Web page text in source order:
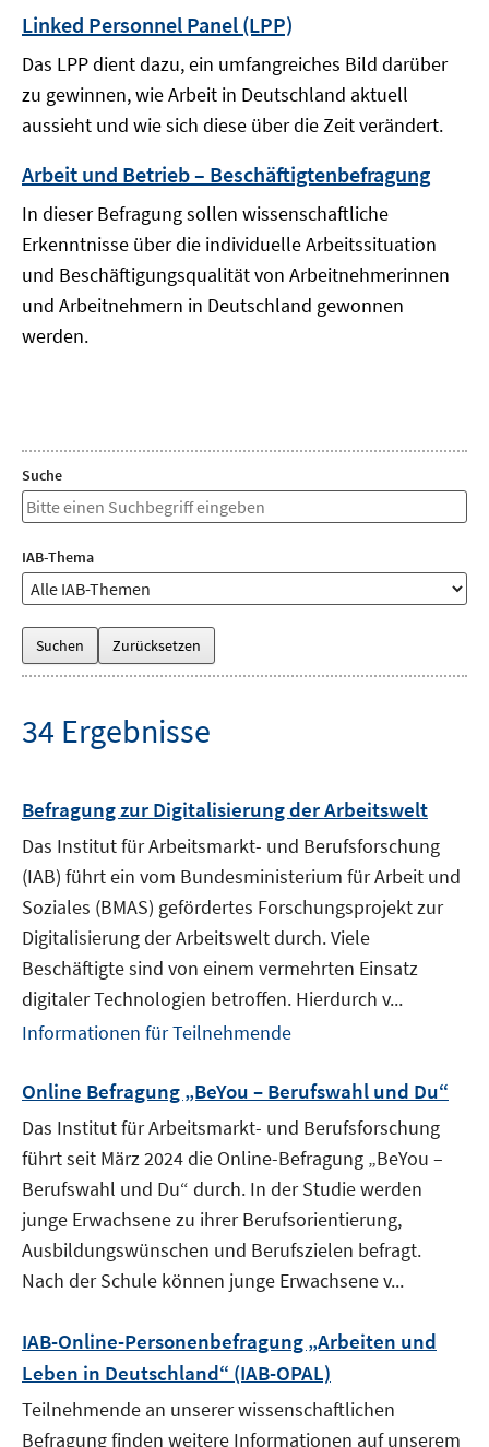
Linked Personnel Panel (LPP)
Das LPP dient dazu, ein umfangreiches Bild darüber
zu gewinnen, wie Arbeit in Deutschland aktuell
aussieht und wie sich diese über die Zeit verändert.
Arbeit und Betrieb – Beschäftigtenbefragung
In dieser Befragung sollen wissenschaftliche
Erkenntnisse über die individuelle Arbeitssituation
und Beschäftigungsqualität von Arbeitnehmerinnen
und Arbeitnehmern in Deutschland gewonnen
werden.
Suche
Bitte
einen
Suchbegriff
eingeben
IAB-Thema
IAB-
Thema
34 Ergebnisse
Befragung zur Digitalisierung der Arbeitswelt
Das Institut für Arbeitsmarkt- und Berufsforschung
(IAB) führt ein vom Bundesministerium für Arbeit und
Soziales (BMAS) gefördertes Forschungsprojekt zur
Digitalisierung der Arbeitswelt durch. Viele
Beschäftigte sind von einem vermehrten Einsatz
digitaler Technologien betroffen. Hierdurch v...
Informationen für Teilnehmende
Online Befragung „BeYou – Berufswahl und Du“
Das Institut für Arbeitsmarkt- und Berufsforschung
führt seit März 2024 die Online-Befragung „BeYou –
Berufswahl und Du“ durch. In der Studie werden
junge Erwachsene zu ihrer Berufsorientierung,
Ausbildungswünschen und Berufszielen befragt.
Nach der Schule können junge Erwachsene v...
IAB-Online-Personenbefragung „Arbeiten und
Leben in Deutschland“ (IAB-OPAL)
Teilnehmende an unserer wissenschaftlichen
Befragung finden weitere Informationen auf unserem